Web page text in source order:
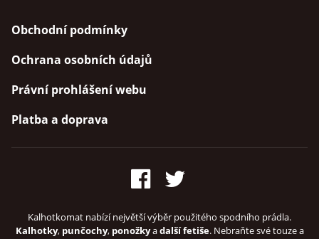
Obchodní podmínky
Ochrana osobních údajů
Právní prohlášení webu
Platba a doprava
Kalhotkomat nabízí největší výběr použitého spodního prádla.
Kalhotky, punčochy, ponožkyadalší fetiše. Nebraňte své touze a